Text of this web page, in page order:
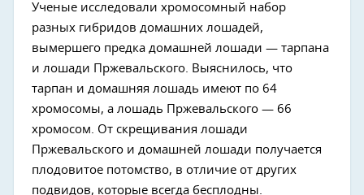
Ученые исследовали хромосомный набор
разных гибридов домашних лошадей,
вымершего предка домашней лошади — тарпана
и лошади Пржевальского. Выяснилось, что
тарпан и домашняя лошадь имеют по 64
хромосомы, а лошадь Пржевальского — 66
хромосом. От скрещивания лошади
Пржевальского и домашней лошади получается
плодовитое потомство, в отличие от других
подвидов, которые всегда бесплодны.